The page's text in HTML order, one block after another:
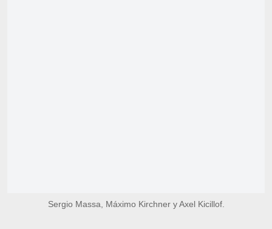
Sergio Massa, Máximo Kirchner y Axel Kicillof.